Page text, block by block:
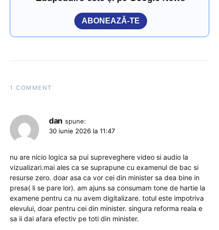
ABONEAZĂ-TE
1 COMMENT
dan spune:
30 iunie 2026 la 11:47
nu are nicio logica sa pui supreveghere video si audio la
vizualizari.mai ales ca se suprapune cu examenul de bac si
resurse zero. doar asa ca vor cei din minister sa dea bine in
presa( li se pare lor). am ajuns sa consumam tone de hartie la
examene pentru ca nu avem digitalizare. totul este impotriva
elevului, doar pentru cei din minister. singura reforma reala e
sa ii dai afara efectiv pe toti din minister.